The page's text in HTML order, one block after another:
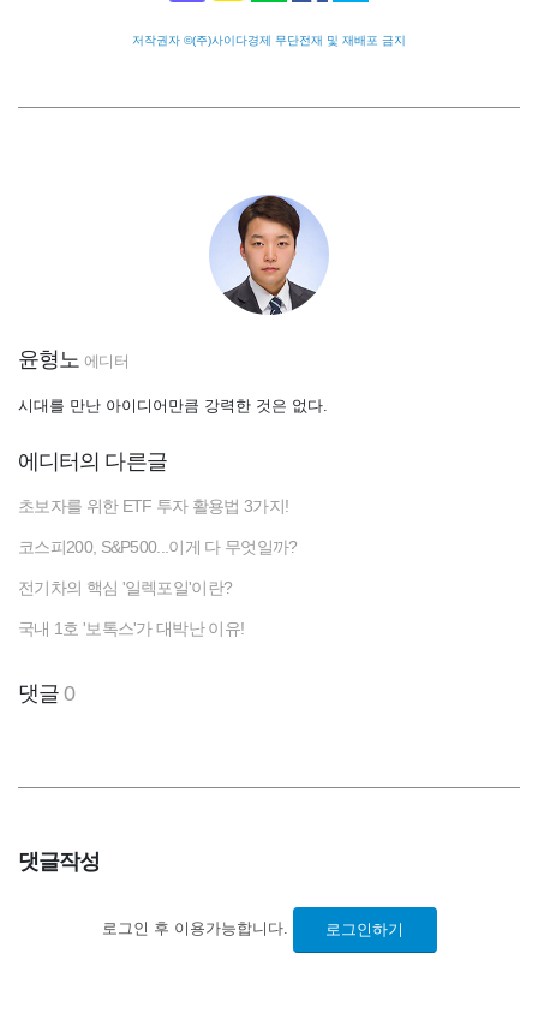
저작권자 ©(주)사이다경제 무단전재 및 재배포 금지
윤형노 에디터
시대를 만난 아이디어만큼 강력한 것은 없다.
에디터의 다른글
초보자를 위한 ETF 투자 활용법 3가지!
코스피200, S&P500...이게 다 무엇일까?
전기차의 핵심 '일렉포일'이란?
국내 1호 '보톡스'가 대박난 이유!
댓글0
댓글작성
로그인 후 이용가능합니다. 로그인하기